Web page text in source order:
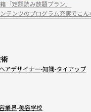
「定額読み放題プラン」
テンツのプログラム充実でこん
ヘアデザイナー 知識 タイアップ
業界 美容学校